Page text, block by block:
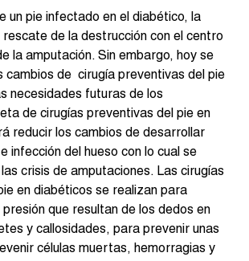
un pie infectado en el diabético, la
rescate de la destrucción con el centro
la amputación. Sin embargo, hoy se
cambios de  cirugía preventivas del pie
necesidades futuras de los
de cirugías preventivas del pie en
reducir los cambios de desarrollar
infección del hueso con lo cual se
crisis de amputaciones. Las cirugías
en diabéticos se realizan para
que resultan de los dedos en
y callosidades, para prevenir unas
células muertas, hemorragias y